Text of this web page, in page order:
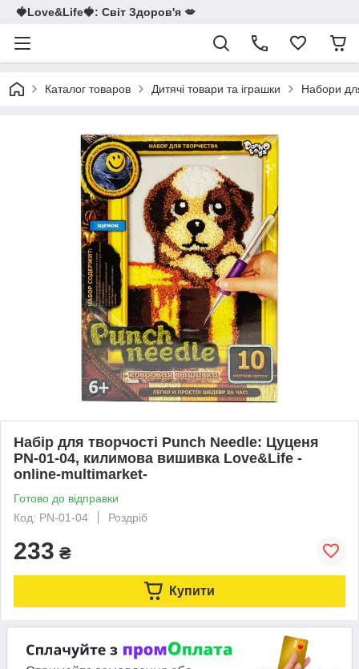
🍓Love&Life🍓: Світ Здоров'я 💋
Каталог товаров Дитячі товари та іграшки Набори
Набір для творчості Punch Needle: Цуценя
PN-01-04, килимова вишивка Love&Life -
online-multimarket-
Готово до відправки
Код: PN-01-04
Роздріб
233 ₴
Купити